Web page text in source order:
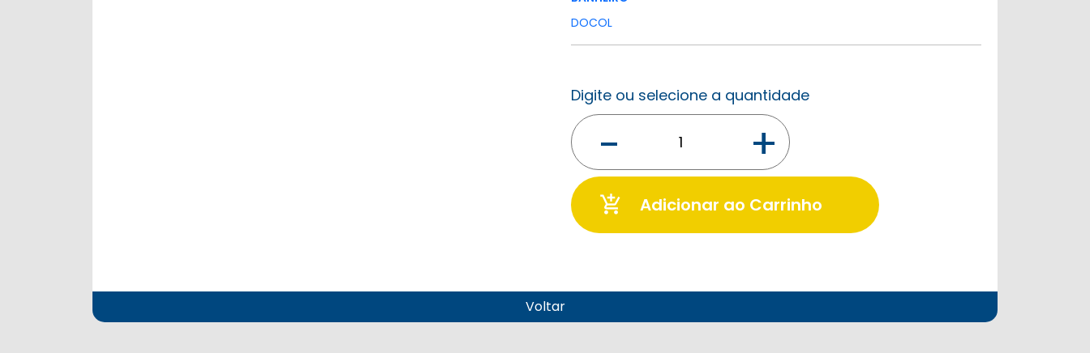
DOCOL
Digite ou selecione a quantidade
- +
add_shopping_cart Adicionar ao Carrinho
Voltar